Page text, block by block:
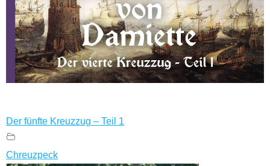
Der fünfte Kreuzzug – Teil 1
Chreuzpeck